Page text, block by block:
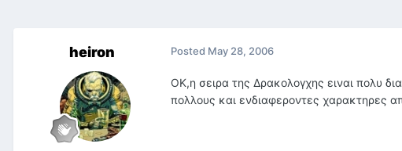
heiron Posted May 28, 2006
ΟΚ,η σειρα της Δρακολογχης ειναι πολυ
πολλους και ενδιαφεροντες χαρακτηρες